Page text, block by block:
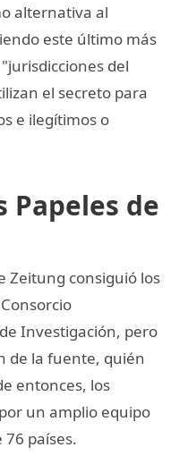
alternativa al
este último más
del
el secreto para
e ilegítimos o
Papeles de
Zeitung consiguió los
Investigación, pero
de la fuente, quién
entonces, los
un amplio equipo
76 países.